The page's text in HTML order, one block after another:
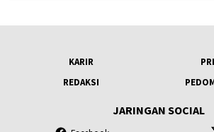
KARIR
REDAKSI
JARINGAN SOCIAL